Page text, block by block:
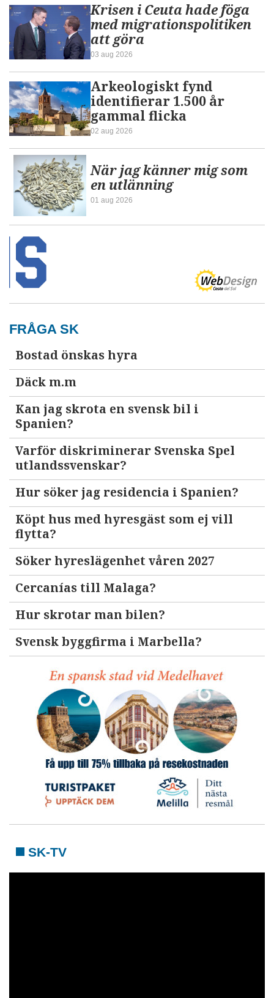
Krisen i Ceuta hade föga
med migrationspolitiken
att göra
03 aug 2026
Arkeologiskt fynd
identifierar 1.500 år
gammal flicka
02 aug 2026
När jag känner mig som
en utlänning
01 aug 2026
FRÅGA SK
Bostad önskas hyra
Däck m.m
Kan jag skrota en svensk bil i
Spanien?
Varför diskriminerar Svenska Spel
utlandssvenskar?
Hur söker jag residencia i Spanien?
Köpt hus med hyresgäst som ej vill
flytta?
Söker hyreslägenhet våren 2027
Cercanías till Malaga?
Hur skrotar man bilen?
Svensk byggfirma i Marbella?
SK-TV